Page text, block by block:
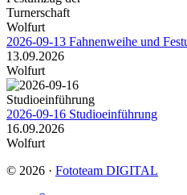
2026-09-13 Fahnenweihe und
13.09.2026
Wolfurt
2026-09-16 Studioeinführung
16.09.2026
Wolfurt
© 2026 · Fototeam DIGITAL